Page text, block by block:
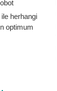
herhangi
optimum